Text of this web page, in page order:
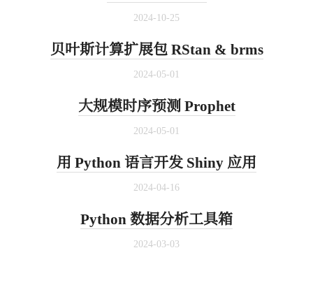
2024-10-25
贝叶斯计算扩展包 RStan & brms
2024-05-01
大规模时序预测 Prophet
2024-05-01
用 Python 语言开发 Shiny 应用
2024-04-16
Python 数据分析工具箱
2024-03-03